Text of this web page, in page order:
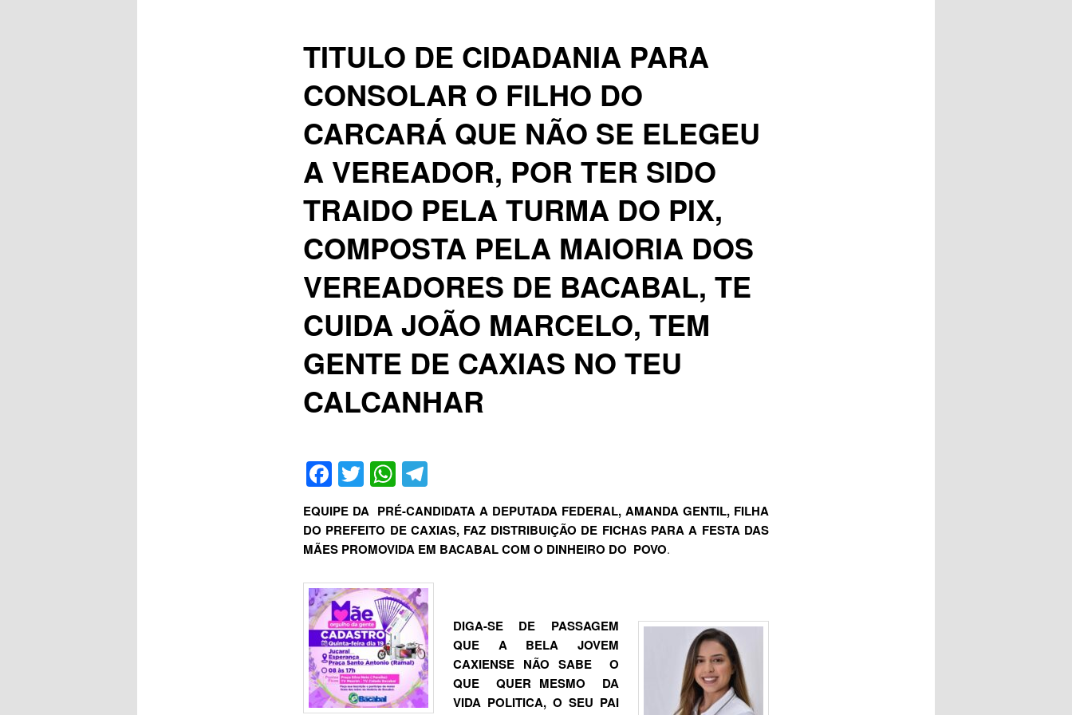
TITULO DE CIDADANIA PARA
CONSOLAR O FILHO DO
CARCARÁ QUE NÃO SE ELEGEU
A VEREADOR, POR TER SIDO
TRAIDO PELA TURMA DO PIX,
COMPOSTA PELA MAIORIA DOS
VEREADORES DE BACABAL, TE
CUIDA JOÃO MARCELO, TEM
GENTE DE CAXIAS NO TEU
CALCANHAR
Facebook
TwitterWhatsApp
Telegram
EQUIPE DA PRÉ-CANDIDATA A DEPUTADA FEDERAL, AMANDA GENTIL, FILHA
DO PREFEITO DE CAXIAS, FAZ DISTRIBUIÇÃO DE FICHAS PARA A FESTA DAS
MÃES PROMOVIDA EM BACABAL COM O DINHEIRO DO POVO.
DIGA-SE DE PASSAGEM
QUE A BELA JOVEM
CAXIENSE NÃO SABE O
QUE QUER MESMO DA
VIDA POLITICA, O SEU PAI